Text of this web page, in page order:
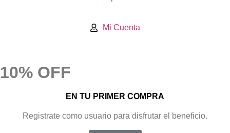
Mi Cuenta
10% OFF
EN TU PRIMER COMPRA
Registrate como usuario para disfrutar el beneficio.